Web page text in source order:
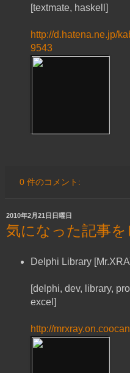
[textmate, haskell]
http://d.hatena.ne.jp/
9543
0 件のコメント:
2010年2月21日日曜日
気になった記事
Delphi Library
[delphi, dev, library,
excel]
http://